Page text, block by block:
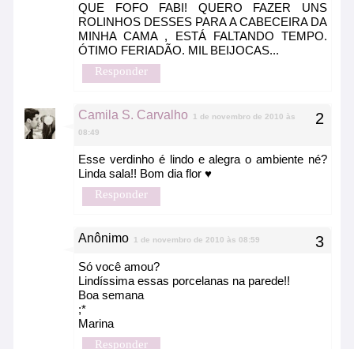
QUE FOFO FABI! QUERO FAZER UNS
ROLINHOS DESSES PARA A CABECEIRA DA
MINHA CAMA , ESTÁ FALTANDO TEMPO.
ÓTIMO FERIADÃO. MIL BEIJOCAS...
Responder
Camila S. Carvalho
1 de novembro de 2010 às
08:49
Esse verdinho é lindo e alegra o ambiente né?
Linda sala!! Bom dia flor ♥
Responder
Anônimo 1 de novembro de 2010 às 08:59
Só você amou?
Lindíssima essas porcelanas na parede!!
Boa semana
;*
Marina
Responder